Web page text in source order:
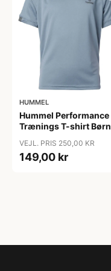
HUMMEL
Hummel Performance
Trænings T-shirt Børn
VEJL. PRIS 250,00 KR
149,00 kr